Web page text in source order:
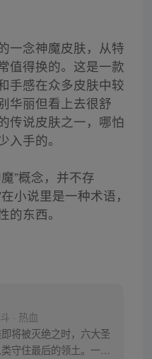
一念神魔皮肤，从特
值得换的。这是一款
手感在众多皮肤中较
华丽但看上去很舒
传说皮肤之一，哪怕
手的。
”概念，并不存
小说里是一种术语，
东西。
· 热血
将被灭绝之时，六大圣
守住最后的领土。一名